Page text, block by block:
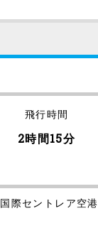
飛行時間
2時間15分
セントレア空